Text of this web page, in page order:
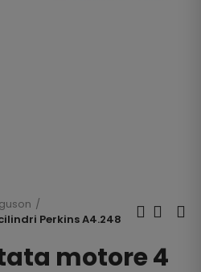
Perkins A4.248
motore 4